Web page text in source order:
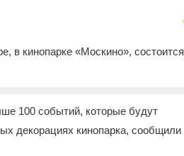
в кинопарке «Москино», состоится
100 событий, которые будут
декорациях кинопарка, сообщили